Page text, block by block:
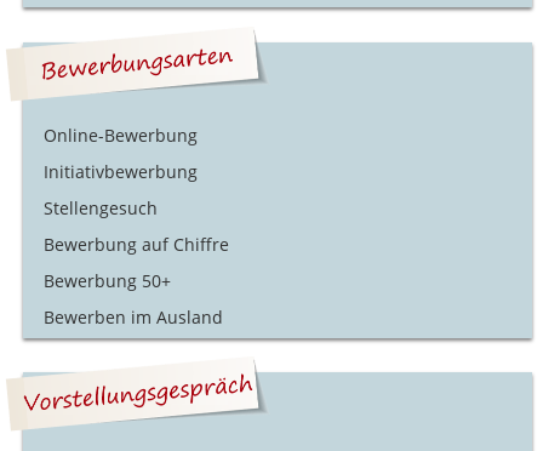
Online-Bewerbung
Initiativbewerbung
Stellengesuch
Bewerbung auf Chiffre
Bewerbung 50+
Bewerben im Ausland